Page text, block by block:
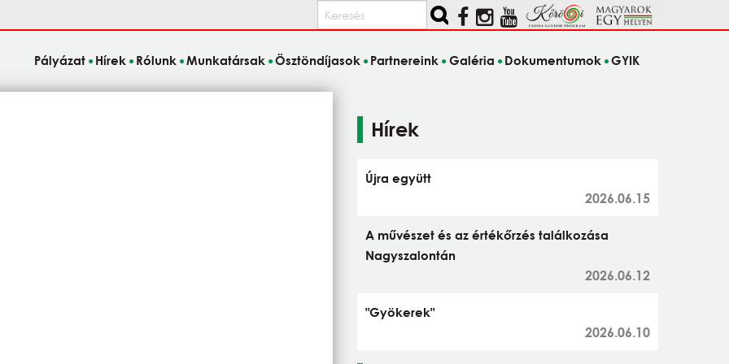
Keresés
Pályázat Hírek Rólunk Munkatársak Ösztöndíjasok Partnereink Galéria Dokumentumok GYIK
Hírek
Újra együtt
2026.06.15
A művészet és az értékőrzés találkozása
Nagyszalontán
2026.06.12
"Gyökerek"
2026.06.10